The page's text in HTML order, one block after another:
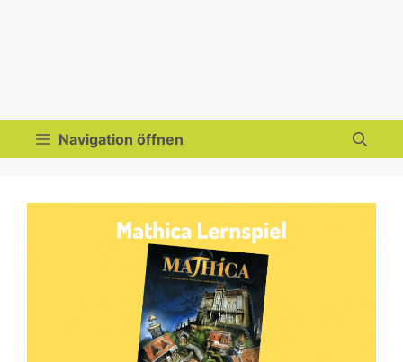
Navigation öffnen